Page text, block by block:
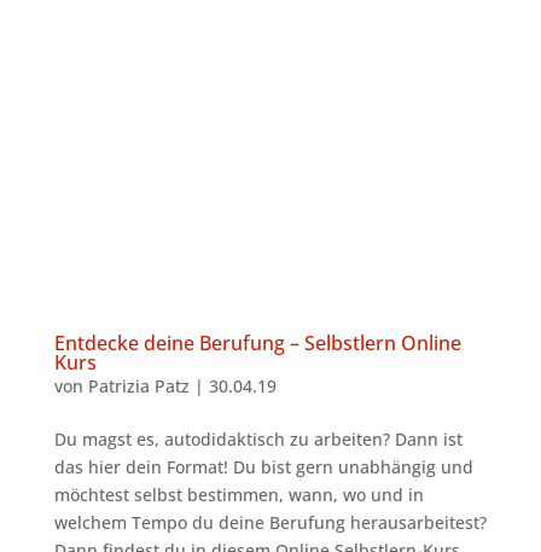
Entdecke deine Berufung – Selbstlern Online
Kurs
von Patrizia Patz | 30.04.19
Du magst es, autodidaktisch zu arbeiten? Dann ist
das hier dein Format! Du bist gern unabhängig und
möchtest selbst bestimmen, wann, wo und in
welchem Tempo du deine Berufung herausarbeitest?